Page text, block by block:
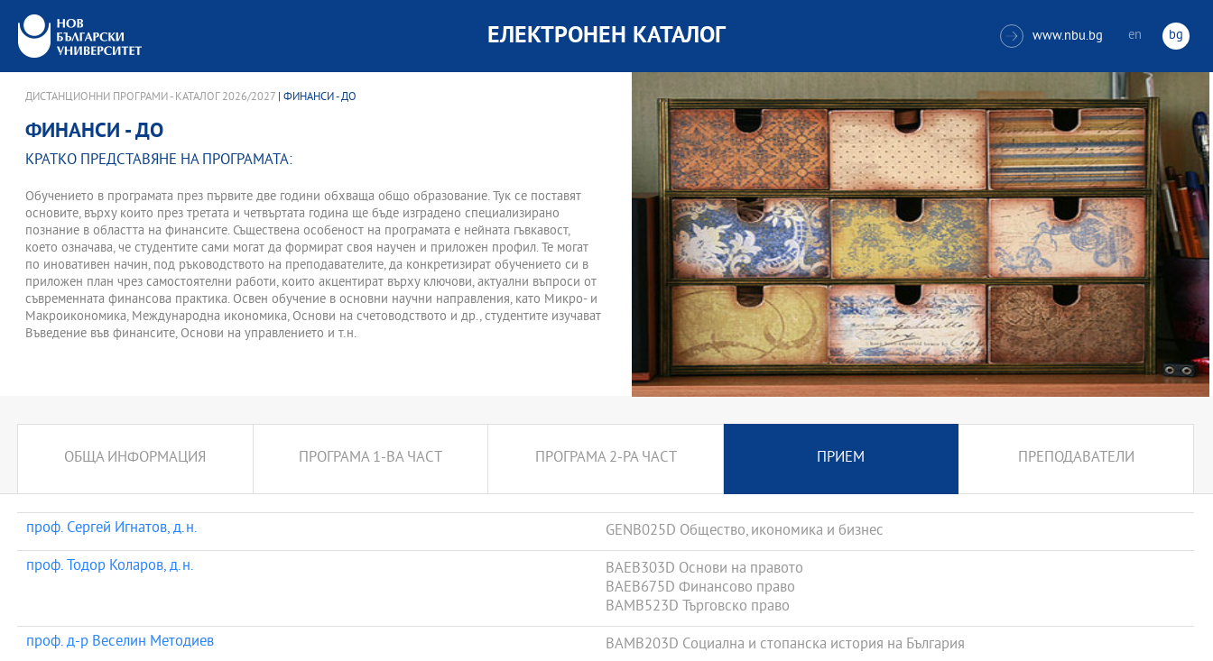
ЕЛЕКТРОНЕН КАТАЛОГ  www.nbu.bg en bg
ДИСТАНЦИОННИ ПРОГРАМИ - КАТАЛОГ 2026/2027 | ФИНАНСИ - ДО
ФИНАНСИ - ДО
КРАТКО ПРЕДСТАВЯНЕ НА ПРОГРАМАТА:
Обучението в програмата през първите две години обхваща общо образование. Тук се поставят
основите, върху които през третата и четвъртата година ще бъде изградено специализирано
познание в областта на финансите. Съществена особеност на програмата е нейната гъвкавост,
което означава, че студентите сами могат да формират своя научен и приложен профил. Те могат
по иновативен начин, под ръководството на преподавателите, да конкретизират обучението си в
приложен план чрез самостоятелни работи, които акцентират върху ключови, актуални въпроси от
съвременната финансова практика. Освен обучение в основни научни направления, като Микро- и
Макроикономика, Международна икономика, Основи на счетоводството и др., студентите изучават
Въведение във финансите, Основи на управлението и т.н.
ОБЩА ИНФОРМАЦИЯ ПРОГРАМА 1-ВА ЧАСТ ПРОГРАМА 2-РА ЧАСТ ПРИЕМ ПРЕПОДАВАТЕЛИ
проф. Сергей Игнатов, д.н.
GENB025D Общество, икономика и бизнес
проф. Тодор Коларов, д.н.
BAEB303D Основи на правото
BAEB675D Финансово право
BAMB523D Търговско право
проф. д-р Веселин Методиев
BAMB203D Социална и стопанска история на България